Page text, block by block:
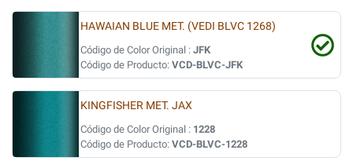
HAWAIAN BLUE MET. (VEDI BLVC 1268)
Código de Color Original : JFK
Código de Producto: VCD-BLVC-JFK
KINGFISHER MET. JAX
Código de Color Original : 1228
Código de Producto: VCD-BLVC-1228